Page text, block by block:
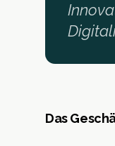
Das